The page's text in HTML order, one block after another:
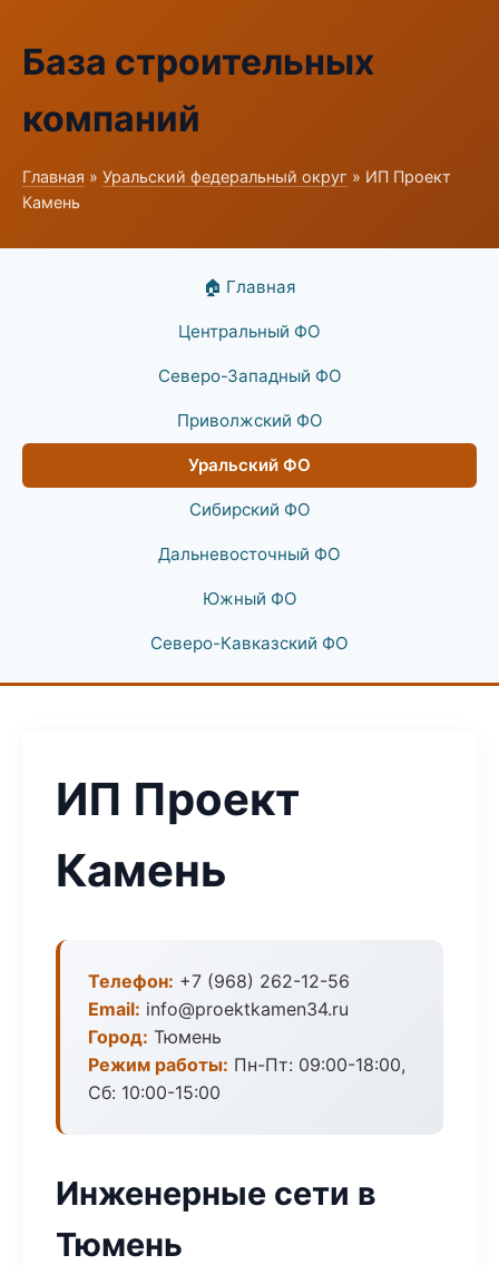
База строительных
компаний
Главная » Уральский федеральный округ » ИП Проект
Камень
🏠 Главная
Центральный ФО
Северо-Западный ФО
Приволжский ФО
Уральский ФО
Сибирский ФО
Дальневосточный ФО
Южный ФО
Северо-Кавказский ФО
ИП Проект
Камень
Телефон: +7 (968) 262-12-56
Email: info@proektkamen34.ru
Город: Тюмень
Режим работы: Пн-Пт: 09:00-18:00,
Сб: 10:00-15:00
Инженерные сети в
Тюмень